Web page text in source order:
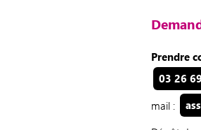
Prendre
03 26
mail :